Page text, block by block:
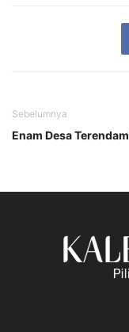
Sebelumnya
Enam Desa